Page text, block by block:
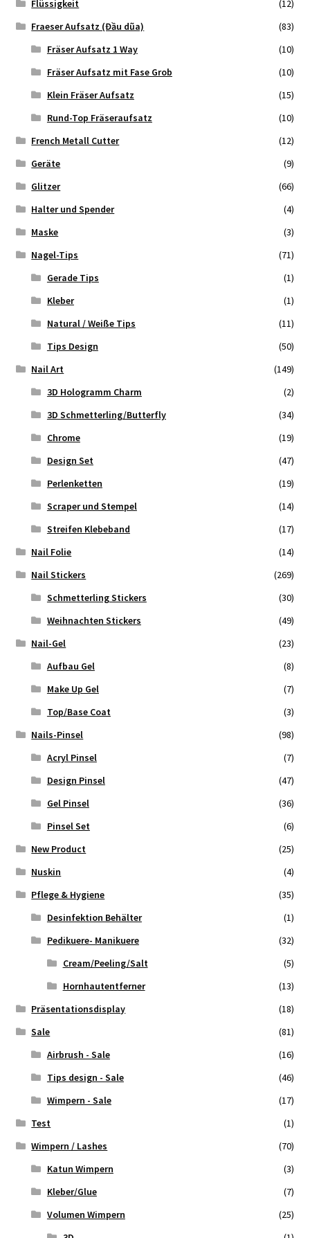
Flüssigkeit
(12)
Fraeser Aufsatz (Đầu dũa)
(83)
Fräser Aufsatz 1 Way
(10)
Fräser Aufsatz mit Fase Grob
(10)
Klein Fräser Aufsatz
(15)
Rund-Top Fräseraufsatz
(10)
French Metall Cutter
(12)
Geräte
(9)
Glitzer
(66)
Halter und Spender
(4)
Maske
(3)
Nagel-Tips
(71)
Gerade Tips
(1)
Kleber
(1)
Natural / Weiße Tips
(11)
Tips Design
(50)
Nail Art
(149)
3D Hologramm Charm
(2)
3D Schmetterling/Butterfly
(34)
Chrome
(19)
Design Set
(47)
Perlenketten
(19)
Scraper und Stempel
(14)
Streifen Klebeband
(17)
Nail Folie
(14)
Nail Stickers
(269)
Schmetterling Stickers
(30)
Weihnachten Stickers
(49)
Nail-Gel
(23)
Aufbau Gel
(8)
Make Up Gel
(7)
Top/Base Coat
(3)
Nails-Pinsel
(98)
Acryl Pinsel
(7)
Design Pinsel
(47)
Gel Pinsel
(36)
Pinsel Set
(6)
New Product
(25)
Nuskin
(4)
Pflege & Hygiene
(35)
Desinfektion Behälter
(1)
Pedikuere- Manikuere
(32)
Cream/Peeling/Salt
(5)
Hornhautentferner
(13)
Präsentationsdisplay
(18)
Sale
(81)
Airbrush - Sale
(16)
Tips design - Sale
(46)
Wimpern - Sale
(17)
Test
(1)
Wimpern / Lashes
(70)
Katun Wimpern
(3)
Kleber/Glue
(7)
Volumen Wimpern
(25)